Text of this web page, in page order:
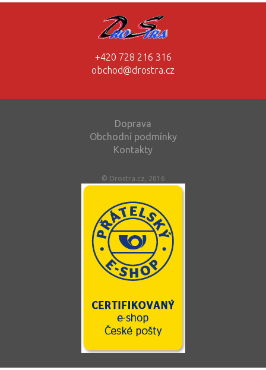
+420 728 216 316
obchod@drostra.cz
Doprava
Obchodní podmínky
Kontakty
© Drostra.cz, 2016